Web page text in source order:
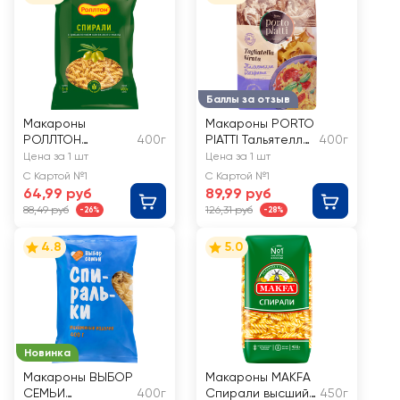
Макароны
РОЛЛТОН
Спирали, с
оливковым
маслом
400г
Цена за 1 шт
С Картой №1
64,99 руб
88,49 руб -26%
Баллы за отзыв
Макароны PORTO
PIATTI Тальятелла
Джирата, группа
А высший сорт
400г
Цена за 1 шт
С Картой №1
89,99 руб
126,31 руб -28%
Новинка
4.8
Макароны ВЫБОР
СЕМЬИ
400г
5.0
Макароны MAKFA
Спирали высший
450г